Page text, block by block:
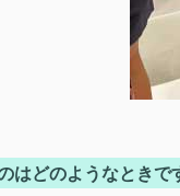
はどのようなときで